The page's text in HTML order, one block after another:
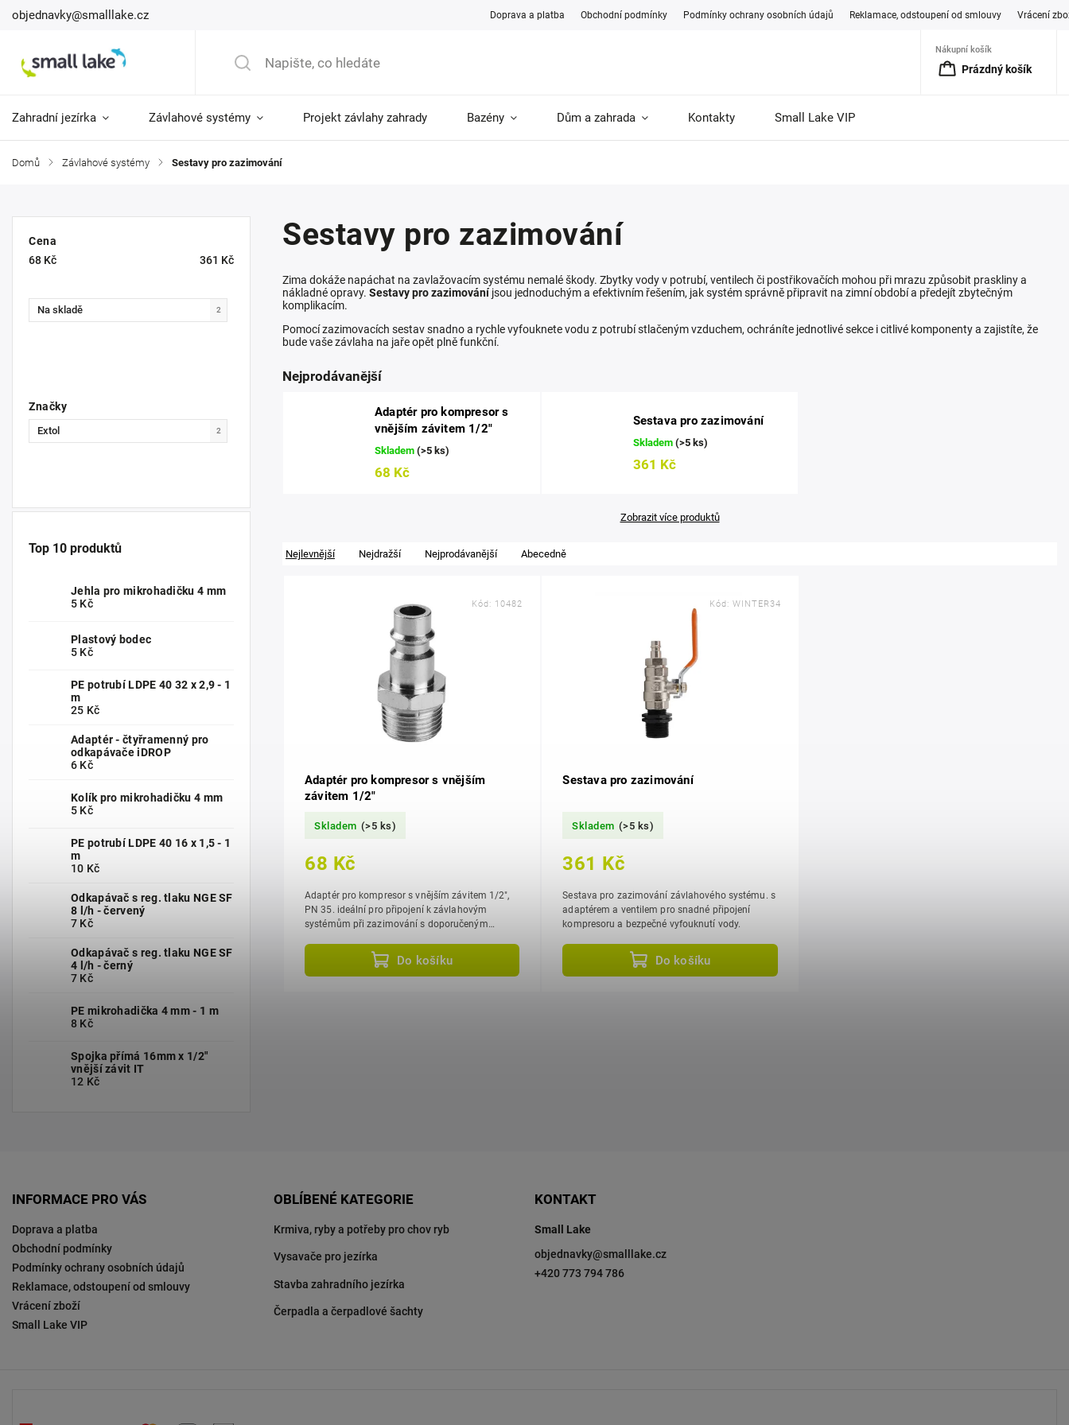
objednavky@smalllake.cz Doprava a platba Obchodní podmínky Podmínky ochrany osobních údajů Reklamace, odstoupení od smlouvy Vrácení
Nákupní košík
Prázdný košík
Zahradní jezírka Závlahové systémy Projekt závlahy zahrady Bazény Dům a zahrada Kontakty Small Lake VIP
Domů / Závlahové systémy / Sestavy pro zazimování
Cena
68 Kč 361 Kč
Na skladě 2
Značky
Extol 2
Top 10 produktů
Jehla pro mikrohadičku 4 mm
5 Kč
Plastový bodec
5 Kč
PE potrubí LDPE 40 32 x 2,9 - 1
m
25 Kč
Adaptér - čtyřramenný pro
odkapávače iDROP
6 Kč
Kolík pro mikrohadičku 4 mm
5 Kč
PE potrubí LDPE 40 16 x 1,5 - 1
m
10 Kč
Odkapávač s reg. tlaku NGE SF
8 l/h - červený
7 Kč
Odkapávač s reg. tlaku NGE SF
4 l/h - černý
7 Kč
PE mikrohadička 4 mm - 1 m
8 Kč
Spojka přímá 16mm x 1/2"
vnější závit IT
12 Kč
Sestavy pro zazimování
Zima dokáže napáchat na zavlažovacím systému nemalé škody. Zbytky vody v potrubí, ventilech či postřikovačích mohou při mrazu způsobit praskliny a
nákladné opravy. Sestavy pro zazimováníjsou jednoduchým a efektivním řešením, jak systém správně připravit na zimní období a předejít zbytečným
komplikacím.
Pomocí zazimovacích sestav snadno a rychle vyfouknete vodu z potrubí stlačeným vzduchem, ochráníte jednotlivé sekce i citlivé komponenty a zajistíte, že
bude vaše závlaha na jaře opět plně funkční.
Nejprodávanější
Adaptér pro kompresor s
vnějším závitem 1/2"
Skladem (>5 ks)
68 Kč
Sestava pro zazimování
Skladem (>5 ks)
361 Kč
Zobrazit více produktů
Nejlevnější Nejdražší Nejprodávanější Abecedně
Adaptér pro kompresor s vnějším
závitem 1/2"
Skladem (>5 ks)
68 Kč
Do košíku
Adaptér pro kompresor s vnějším závitem 1/2",
PN 35. ideální pro připojení k závlahovým
systémům při zazimování s doporučeným
Kód: 10482
Sestava pro zazimování
Skladem (>5 ks)
361 Kč
Do košíku
Sestava pro zazimování závlahového systému. s
adaptérem a ventilem pro snadné připojení
kompresoru a bezpečné vyfouknutí vody.
Kód: WINTER34
INFORMACE PRO VÁS
Doprava a platba
Obchodní podmínky
Podmínky ochrany osobních údajů
Reklamace, odstoupení od smlouvy
Vrácení zboží
Small Lake VIP
OBLÍBENÉ KATEGORIE
Krmiva, ryby a potřeby pro chov ryb
Vysavače pro jezírka
Stavba zahradního jezírka
Čerpadla a čerpadlové šachty
KONTAKT
Small Lake
objednavky@smalllake.cz
+420 773 794 786